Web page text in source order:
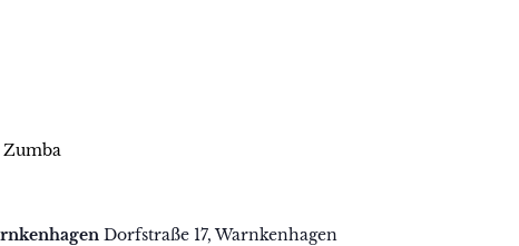
Zumba
Dorfstraße 17, Warnkenhagen